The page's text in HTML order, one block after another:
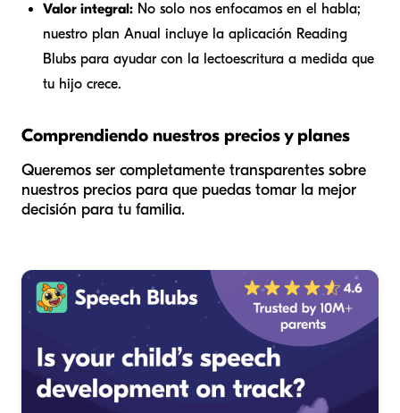
Valor integral: No solo nos enfocamos en el habla;
nuestro plan Anual incluye la aplicación Reading
Blubs para ayudar con la lectoescritura a medida que
tu hijo crece.
Comprendiendo nuestros precios y planes
Queremos ser completamente transparentes sobre
nuestros precios para que puedas tomar la mejor
decisión para tu familia.